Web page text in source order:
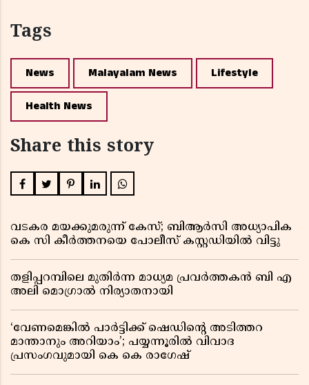
Tags
News Malayalam News Lifestyle
Health News
Share this story
വടകര മയക്കുമരുന്ന് കേസ്; ബിആർസി അധ്യാപിക
കെ സി കീർത്തനയെ പോലീസ് കസ്റ്റഡിയിൽ വിട്ടു
തളിപ്പറമ്പിലെ മുതിർന്ന മാധ്യമ പ്രവർത്തകൻ ബി എ
അലി മൊഗ്രാൽ നിര്യാതനായി
‘വേണമെങ്കിൽ പാർട്ടിക്ക് ഷെഡിൻ്റെ അടിത്തറ
മാന്താനും അറിയാം’; പയ്യന്നൂരിൽ വിവാദ
പ്രസംഗവുമായി കെ കെ രാഗേഷ്